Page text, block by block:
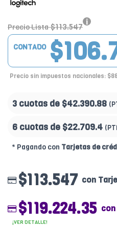
Precio Lista $113.547
CONTADO
Precio sin impuestos nacionales:
3 cuotas de $42.390.88
6 cuotas de $22.709.4
* Pagando con Tarjetas de
$113.547 con
$119.224.35 con
¡VER DETALLE!